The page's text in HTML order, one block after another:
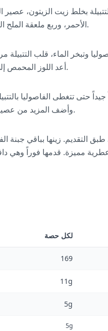
بخلط زيت الزيتون،
الأحمر، وربع ملعقة الملح المتبقية في وعاء صغير. اترك التتبيلة جانباً حتى يحين وقت استخدامها.
وتبخر الماء، قلب
أعد اللوز المحمص إلى المقلاة مع نصف كمية جبنة الفيتا المفتتة، واحتفظ بالباقي للتزيين.
حتى تتغطى الفاصوليا
وأضف المزيد من عصير الليمون للانتعاش أو الفلفل الأسود لمزيد من الحرارة حسب رغبتك.
التقديم. زينها بباقي جبنة
مميزة. قدمها فوراً وهي
لكل حصة
169
11g
5g
5g